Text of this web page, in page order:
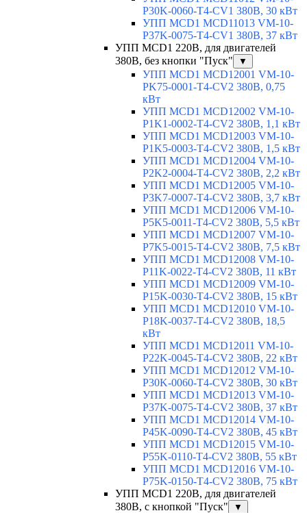
P30K-0060-T4-CV1 380В, 30 кВт
УПП MCD1 MCD11013 VM-10-
P37K-0075-T4-CV1 380В, 37 кВт
УПП MCD1 220В, для двигателей
380В, без кнопки "Пуск"
▼
УПП MCD1 MCD12001 VM-10-
PK75-0001-T4-CV2 380В, 0,75
кВт
УПП MCD1 MCD12002 VM-10-
P1K1-0002-T4-CV2 380В, 1,1 кВт
УПП MCD1 MCD12003 VM-10-
P1K5-0003-T4-CV2 380В, 1,5 кВт
УПП MCD1 MCD12004 VM-10-
P2K2-0004-T4-CV2 380В, 2,2 кВт
УПП MCD1 MCD12005 VM-10-
P3K7-0007-T4-CV2 380В, 3,7 кВт
УПП MCD1 MCD12006 VM-10-
P5K5-0011-T4-CV2 380В, 5,5 кВт
УПП MCD1 MCD12007 VM-10-
P7K5-0015-T4-CV2 380В, 7,5 кВт
УПП MCD1 MCD12008 VM-10-
P11K-0022-T4-CV2 380В, 11 кВт
УПП MCD1 MCD12009 VM-10-
P15K-0030-T4-CV2 380В, 15 кВт
УПП MCD1 MCD12010 VM-10-
P18K-0037-T4-CV2 380В, 18,5
кВт
УПП MCD1 MCD12011 VM-10-
P22K-0045-T4-CV2 380В, 22 кВт
УПП MCD1 MCD12012 VM-10-
P30K-0060-T4-CV2 380В, 30 кВт
УПП MCD1 MCD12013 VM-10-
P37K-0075-T4-CV2 380В, 37 кВт
УПП MCD1 MCD12014 VM-10-
P45K-0090-T4-CV2 380В, 45 кВт
УПП MCD1 MCD12015 VM-10-
P55K-0110-T4-CV2 380В, 55 кВт
УПП MCD1 MCD12016 VM-10-
P75K-0150-T4-CV2 380В, 75 кВт
УПП MCD1 220В, для двигателей
380В, с кнопкой "Пуск"
▼